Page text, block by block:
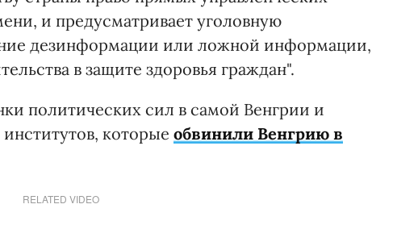
и предусматривает уголовную
дезинформации или ложной информации,
в защите здоровья граждан".
политических сил в самой Венгрии и
которые обвинили Венгрию в
RELATED VIDEO